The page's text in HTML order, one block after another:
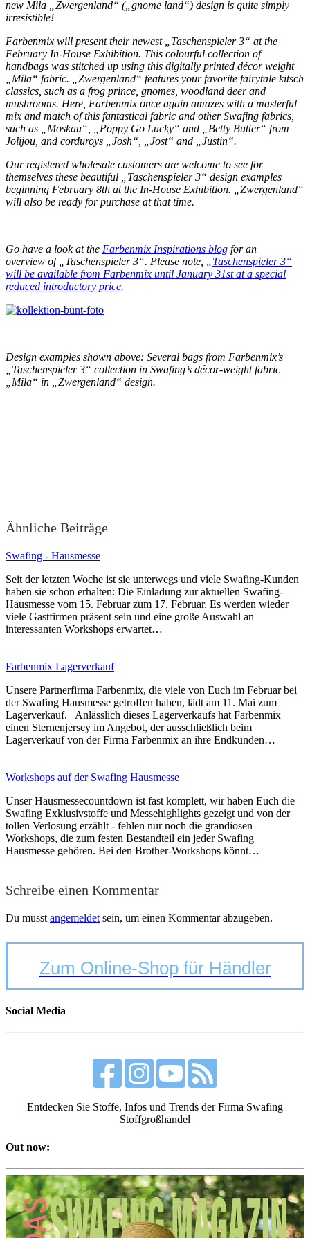
new Mila „Zwergenland“ („gnome land“) design is quite simply
irresistible!
Farbenmix will present their newest „Taschenspieler 3“ at the
February In-House Exhibition. This colourful collection of
handbags was stitched up using this digitally printed décor weight
„Mila“ fabric. „Zwergenland“ features your favorite fairytale kitsch
classics, such as a frog prince, gnomes, woodland deer and
mushrooms. Here, Farbenmix once again amazes with a masterful
mix and match of this fantastical fabric and other Swafing fabrics,
such as „Moskau“, „Poppy Go Lucky“ and „Betty Butter“ from
Jolijou, and corduroys „Josh“, „Jost“ and „Justin“.
Our registered wholesale customers are welcome to see for
themselves these beautiful „Taschenspieler 3“ design examples
beginning February 8th at the In-House Exhibition.
„Zwergenland“
will also be ready for purchase at that time.
Go have a look at the Farbenmix Inspirations blog for an
overview of „Taschenspieler 3“. Please note,
„Taschenspieler 3“
will be available from Farbenmix until January 31st at a special
reduced introductory price.
Design examples shown above: Several bags from Farbenmix’s
„Taschenspieler 3“ collection in Swafing’s décor-weight fabric
„Mila“ in „Zwergenland“ design.
Ähnliche Beiträge
Swafing - Hausmesse
Seit der letzten Woche ist sie unterwegs und viele Swafing-Kunden
haben sie schon erhalten: Die Einladung zur aktuellen Swafing-
Hausmesse vom 15. Februar zum 17. Februar. Es werden wieder
viele Gastfirmen präsent sein und eine große Auswahl an
interessanten Workshops erwartet…
Farbenmix Lagerverkauf
Unsere Partnerfirma Farbenmix, die viele von Euch im Februar bei
der Swafing Hausmesse getroffen haben, lädt am 11. Mai zum
Lagerverkauf. Anlässlich dieses Lagerverkaufs hat Farbenmix
einen Sternenjersey im Angebot, der ausschließlich beim
Lagerverkauf von der Firma Farbenmix an ihre Endkunden…
Workshops auf der Swafing Hausmesse
Unser Hausmessecountdown ist fast komplett, wir haben Euch die
Swafing Exklusivstoffe und Messehighlights gezeigt und von der
tollen Verlosung erzählt - fehlen nur noch die grandiosen
Workshops, die zum festen Bestandteil ein jeder Swafing
Hausmesse gehören. Bei den Brother-Workshops könnt…
Schreibe einen Kommentar
Du musst angemeldet sein, um einen Kommentar abzugeben.
Zum Online-Shop für Händler
Social Media
Entdecken Sie Stoffe, Infos und Trends der Firma Swafing
Stoffgroßhandel
Out now: